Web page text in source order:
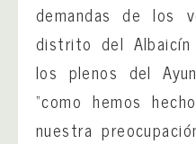
demandas de los
distrito del
los plenos del
“como hemos
nuestra